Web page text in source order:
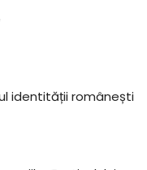
identității românești